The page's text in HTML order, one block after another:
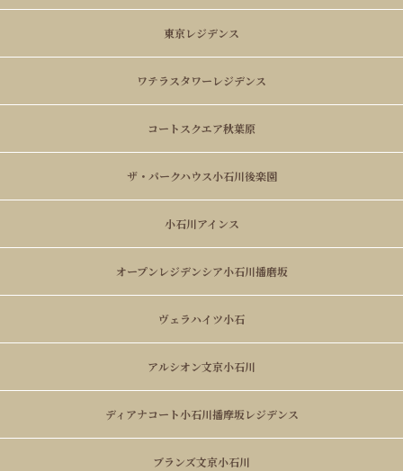
東京レジデンス
ワテラスタワーレジデンス
コートスクエア秋葉原
ザ・パークハウス小石川後楽園
小石川アインス
オープンレジデンシア小石川播磨坂
ヴェラハイツ小石
アルシオン文京小石川
ディアナコート小石川播摩坂レジデンス
ブランズ文京小石川